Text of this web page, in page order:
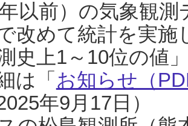
年以前）の気象観
改めて統計を実
史上1～10位の値
は「 お知らせ（
年9月17日）